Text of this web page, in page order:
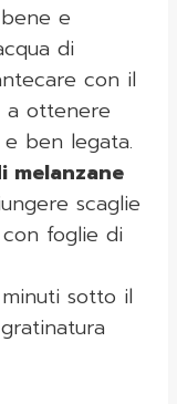
e
di
con il
a ottenere
ben legata.
melanzane
scaglie
foglie di
sotto il